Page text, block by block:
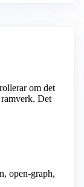
om det
Det
open-graph,